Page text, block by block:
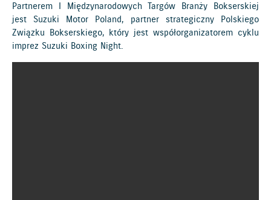
Partnerem I Międzynarodowych Targów Branży Bokserskiej
jest Suzuki Motor Poland, partner strategiczny Polskiego
Związku Bokserskiego, który jest współorganizatorem cyklu
imprez Suzuki Boxing Night.